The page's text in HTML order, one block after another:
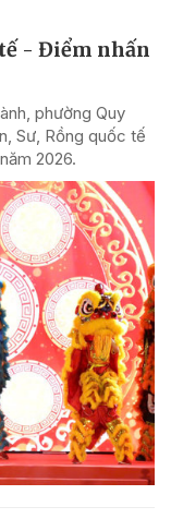
- Điểm nhấn
phường Quy
Sư, Rồng quốc tế
2026.